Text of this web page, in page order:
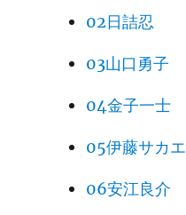
02日詰忍
03山口勇子
04金子一士
05伊藤サカエ
06安江良介